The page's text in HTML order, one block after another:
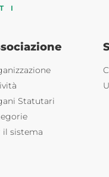
Statutari
il sistema